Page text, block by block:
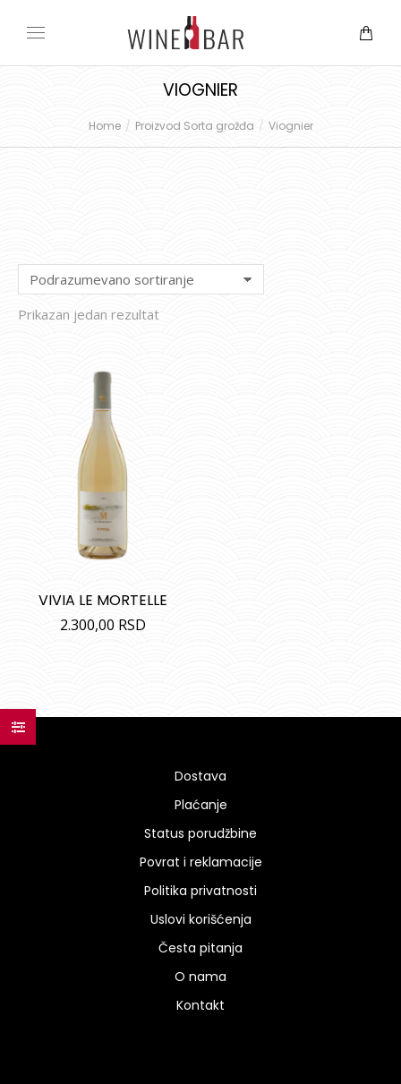
VIOGNIER
You are here:
Home Proizvod Sorta grožđa Viognier
Prikazan jedan rezultat
VIVIA LE MORTELLE
2.300,00 RSD
Dostava
Plaćanje
Status porudžbine
Povrat i reklamacije
Politika privatnosti
Uslovi korišćenja
Česta pitanja
O nama
Kontakt